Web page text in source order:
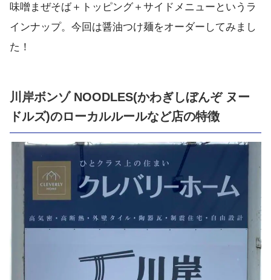
味噌まぜそば＋トッピング＋サイドメニューというラ
インナップ。今回は醤油つけ麺をオーダーしてみまし
た！
川岸ボンゾ NOODLES(かわぎしぼんぞ ヌー
ドルズ)のローカルルールなど店の特徴